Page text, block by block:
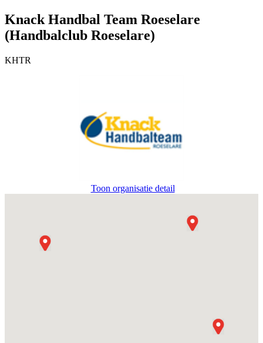
Knack Handbal Team Roeselare
(Handbalclub Roeselare)
KHTR
Toon organisatie detail